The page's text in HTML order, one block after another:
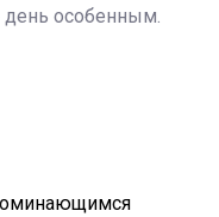
день особенным.